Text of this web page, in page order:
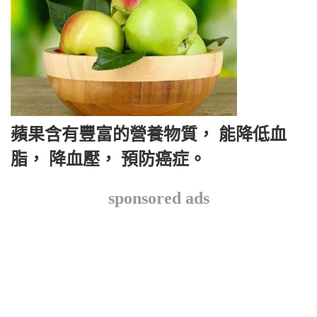
蘋果含有豐富的營養物質， 能降低血
脂， 降血壓， 預防癌症。
sponsored ads